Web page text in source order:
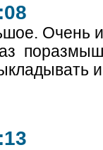
Очень